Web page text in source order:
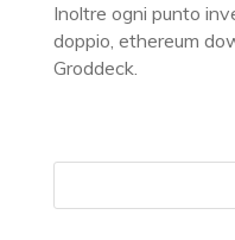
Inoltre ogni punto
doppio, ethereum
Groddeck.